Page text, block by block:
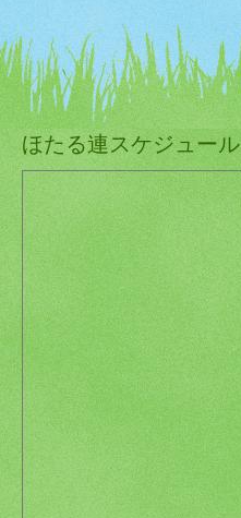
ほたる連スケジュール